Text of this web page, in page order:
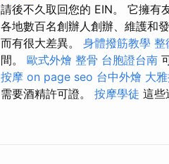
請後不久取回您的 EIN。 它擁有
各地數百名創辦人創辦、維護和
而有很大差異。 身體撥筋教學 整
間。 歐式外燴 整骨 台胞證台南
按摩 on page seo 台中外燴 大
需要酒精許可證。 按摩學徒 這些